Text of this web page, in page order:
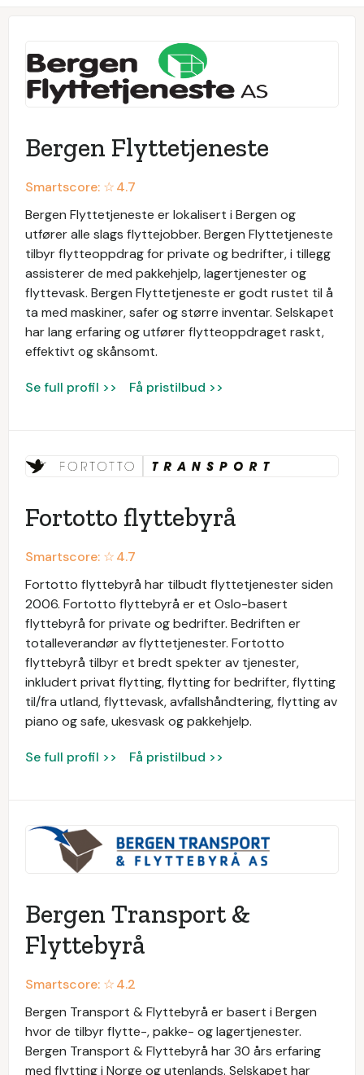
Bergen Flyttetjeneste
Smartscore: ☆4.7
Bergen Flyttetjeneste er lokalisert i Bergen og
utfører alle slags flyttejobber. Bergen Flyttetjeneste
tilbyr flytteoppdrag for private og bedrifter, i tillegg
assisterer de med pakkehjelp, lagertjenester og
flyttevask. Bergen Flyttetjeneste er godt rustet til å
ta med maskiner, safer og større inventar. Selskapet
har lang erfaring og utfører flytteoppdraget raskt,
effektivt og skånsomt.
Se full profil >> Få pristilbud >>
Fortotto flyttebyrå
Smartscore: ☆4.7
Fortotto flyttebyrå har tilbudt flyttetjenester siden
2006. Fortotto flyttebyrå er et Oslo-basert
flyttebyrå for private og bedrifter. Bedriften er
totalleverandør av flyttetjenester. Fortotto
flyttebyrå tilbyr et bredt spekter av tjenester,
inkludert privat flytting, flytting for bedrifter, flytting
til/fra utland, flyttevask, avfallshåndtering, flytting av
piano og safe, ukesvask og pakkehjelp.
Se full profil >> Få pristilbud >>
Bergen Transport &
Flyttebyrå
Smartscore: ☆4.2
Bergen Transport & Flyttebyrå er basert i Bergen
hvor de tilbyr flytte-, pakke- og lagertjenester.
Bergen Transport & Flyttebyrå har 30 års erfaring
med flytting i Norge og utenlands. Selskapet har